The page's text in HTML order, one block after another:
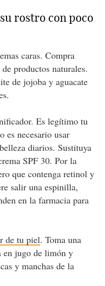
rostro con poco
caras. Compra
productos naturales.
de jojoba y aguacate
Es legítimo tu
es necesario usar
diarios. Sustituya
SPF 30. Por la
que contenga retinol y
salir una espinilla,
en la farmacia para
de tu piel. Toma una
en jugo de limón y
y manchas de la